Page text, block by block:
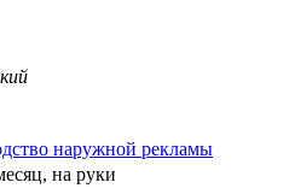
наружной рекламы
на руки